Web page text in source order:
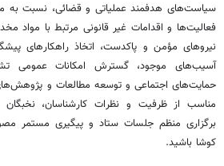
سیاست‌های هدفمند عملیاتی و قضائی، نسبت به
فعالیت‌ها و اقدامات غیر قانونی مرتبط با مواد
نیروهای مؤمن و پاکدست، اتخاذ راهکارهای
آسیب‌های موجود، گسترش امکانات عمومی
حمایت‌های اجتماعی وتوسعه مطالعات و پژوهش‌های
مناسب از ظرفیت و نظرات کارشناسان،
برگزاری منظم جلسات ستاد و پیگیری مستمر
کوشا باشید.